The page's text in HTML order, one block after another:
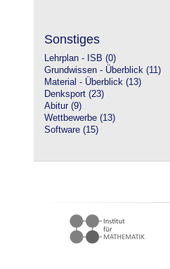
Sonstiges
Lehrplan - ISB (0)
Grundwissen - Überblick (11)
Material - Überblick (13)
Denksport (23)
Abitur (9)
Wettbewerbe (13)
Software (15)